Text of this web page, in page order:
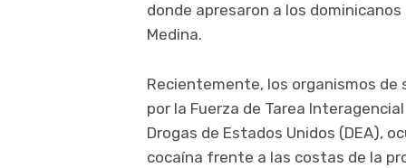
donde apresaron a los
Medina.
Recientemente, los organismos de
por la Fuerza de Tarea
Drogas de Estados Unidos (DEA),
cocaína frente a las costas de la